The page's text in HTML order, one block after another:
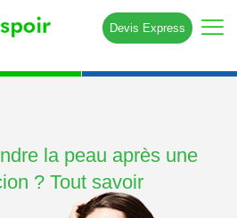
Devis Express
la peau après une
? Tout savoir